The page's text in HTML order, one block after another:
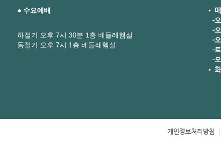
● 수요예배
하절기 오후 7시 30분 1층 베들레헴실
동절기 오후 7시 1층 베들레헴실
•
-오
-오
-오
-토
-오
•
개인정보처리방침